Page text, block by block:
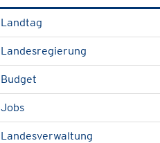
Landtag
Landesregierung
Budget
Jobs
Landesverwaltung